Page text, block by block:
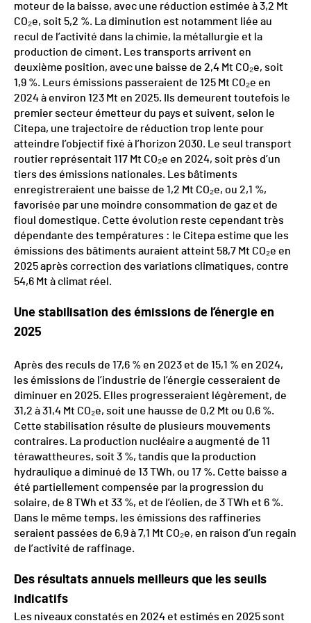
moteur de la baisse, avec une réduction estimée à 3,2 Mt
CO₂e, soit 5,2 %. La diminution est notamment liée au
recul de l’activité dans la chimie, la métallurgie et la
production de ciment. Les transports arrivent en
deuxième position, avec une baisse de 2,4 Mt CO₂e, soit
1,9 %. Leurs émissions passeraient de 125 Mt CO₂e en
2024 à environ 123 Mt en 2025. Ils demeurent toutefois le
premier secteur émetteur du pays et suivent, selon le
Citepa, une trajectoire de réduction trop lente pour
atteindre l’objectif fixé à l’horizon 2030. Le seul transport
routier représentait 117 Mt CO₂e en 2024, soit près d’un
tiers des émissions nationales. Les bâtiments
enregistreraient une baisse de 1,2 Mt CO₂e, ou 2,1 %,
favorisée par une moindre consommation de gaz et de
fioul domestique. Cette évolution reste cependant très
dépendante des températures : le Citepa estime que les
émissions des bâtiments auraient atteint 58,7 Mt CO₂e en
2025 après correction des variations climatiques, contre
54,6 Mt à climat réel.
Une stabilisation des émissions de l’énergie en
2025
Après des reculs de 17,6 % en 2023 et de 15,1 % en 2024,
les émissions de l’industrie de l’énergie cesseraient de
diminuer en 2025. Elles progresseraient légèrement, de
31,2 à 31,4 Mt CO₂e, soit une hausse de 0,2 Mt ou 0,6 %.
Cette stabilisation résulte de plusieurs mouvements
contraires. La production nucléaire a augmenté de 11
térawattheures, soit 3 %, tandis que la production
hydraulique a diminué de 13 TWh, ou 17 %. Cette baisse a
été partiellement compensée par la progression du
solaire, de 8 TWh et 33 %, et de l’éolien, de 3 TWh et 6 %.
Dans le même temps, les émissions des raffineries
seraient passées de 6,9 à 7,1 Mt CO₂e, en raison d’un regain
de l’activité de raffinage.
Des résultats annuels meilleurs que les seuils
indicatifs
Les niveaux constatés en 2024 et estimés en 2025 sont